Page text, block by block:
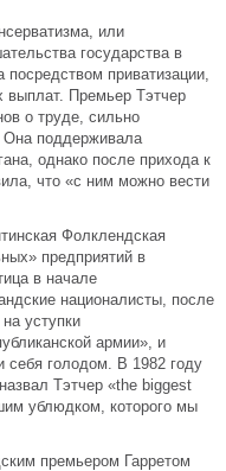
или
государства в
посредством приватизации,
выплат. Премьер Тэтчер
о труде, сильно
Она поддерживала
однако после прихода к
что «с ним можно вести
Фолклендская
предприятий в
в начале
националисты, после
уступки
армии», и
себя голодом. В 1982 году
Тэтчер «the biggest
ублюдком, которого мы
премьером Гарретом